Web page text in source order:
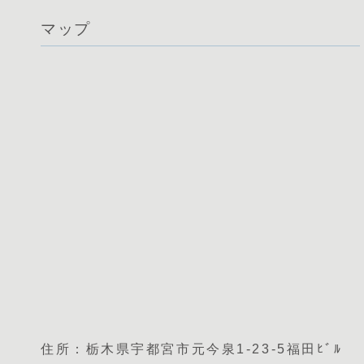
マップ
住所：栃木県宇都宮市元今泉1-23-5福田ﾋﾞﾙ